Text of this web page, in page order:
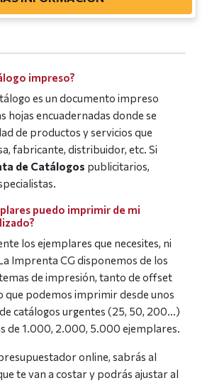
impreso?
es un documento impreso
hojas encuadernadas donde se
de productos y servicios que
fabricante, distribuidor, etc. Si
de Catálogos publicitarios,
puedo imprimir de mi
los ejemplares que necesites, ni
Imprenta CG disponemos de los
de impresión, tanto de offset
que podemos imprimir desde unos
catálogos urgentes (25, 50, 200…)
de 1.000, 2.000, 5.000 ejemplares.
online, sabrás al
te van a costar y podrás ajustar al